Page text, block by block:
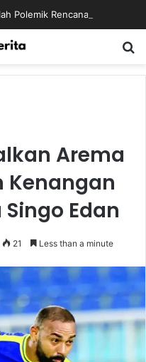
Arema
Kenangan
Edan
21 Less than a minute